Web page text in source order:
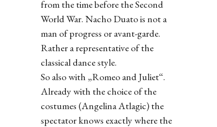
from the time before the Second
World War. Nacho Duato is not a
man of progress or avant-garde.
Rather a representative of the
classical dance style.
So also with „Romeo and Juliet“.
Already with the choice of the
costumes (Angelina Atlagic) the
spectator knows exactly where the